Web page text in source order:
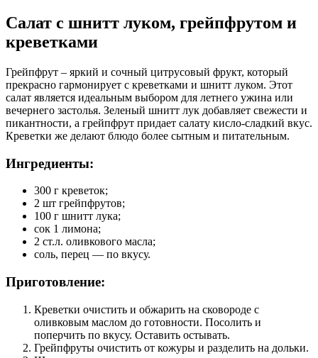
Салат с шнитт луком, грейпфрутом и
креветками
Грейпфрут – яркий и сочный цитрусовый фрукт, который
прекрасно гармонирует с креветками и шнитт луком. Этот
салат является идеальным выбором для летнего ужина или
вечернего застолья. Зеленый шнитт лук добавляет свежести и
пикантности, а грейпфрут придает салату кисло-сладкий вкус.
Креветки же делают блюдо более сытным и питательным.
Ингредиенты:
300 г креветок;
2 шт грейпфрутов;
100 г шнитт лука;
сок 1 лимона;
2 ст.л. оливкового масла;
соль, перец — по вкусу.
Приготовление:
Креветки очистить и обжарить на сковороде с
оливковым маслом до готовности. Посолить и
поперчить по вкусу. Оставить остывать.
Грейпфруты очистить от кожуры и разделить на дольки.